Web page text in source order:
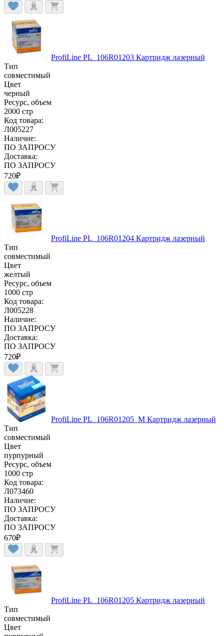
ProfiLine PL_106R01203 Картридж лазерный
Тип
совместимый
Цвет
черный
Ресурс, объем
2000 стр
Код товара:
Л005227
Наличие:
ПО ЗАПРОСУ
Доставка:
ПО ЗАПРОСУ
720₽
ProfiLine PL_106R01204 Картридж лазерный
Тип
совместимый
Цвет
желтый
Ресурс, объем
1000 стр
Код товара:
Л005228
Наличие:
ПО ЗАПРОСУ
Доставка:
ПО ЗАПРОСУ
720₽
ProfiLine PL_106R01205_M Картридж лазерный
Тип
совместимый
Цвет
пурпурный
Ресурс, объем
1000 стр
Код товара:
Л073460
Наличие:
ПО ЗАПРОСУ
Доставка:
ПО ЗАПРОСУ
670₽
ProfiLine PL_106R01205 Картридж лазерный
Тип
совместимый
Цвет